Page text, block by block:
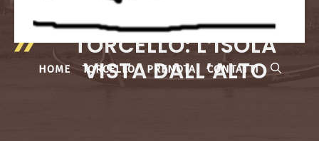
HOME TORCELLO PRENOTA CONTATTI
IL CAMPANILE DI
TORCELLO: L’ISOLA
VISTA DALL’ALTO